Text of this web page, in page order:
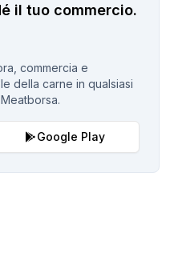
il tuo commercio.
commercia e
della carne in qualsiasi
Google Play